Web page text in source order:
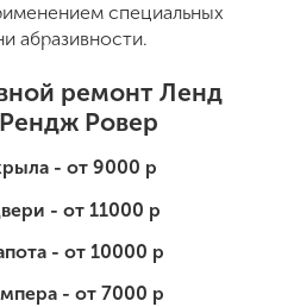
специальных
абразивности.
ремонт Ленд
Ровер
- от 9000 р
- от 11000 р
- от 10000 р
- от 7000 р